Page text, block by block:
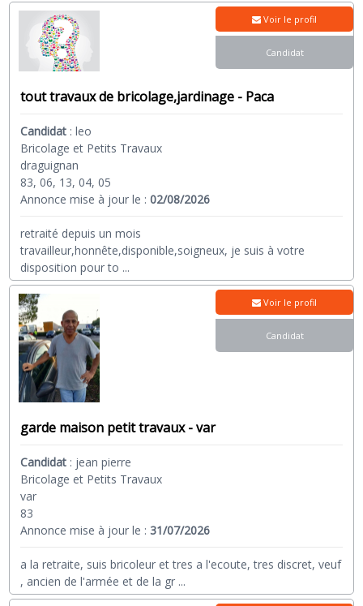
tout travaux de bricolage,jardinage - Paca
Candidat :leo
Bricolage et Petits Travaux
draguignan
83, 06, 13, 04, 05
Annonce mise à jour le :02/08/2026
retraité depuis un mois
travailleur,honnête,disponible,soigneux, je suis à votre
disposition pour to ...
Voir le profil
Candidat
garde maison petit travaux - var
Candidat : jean pierre
Bricolage et Petits Travaux
var
83
Annonce mise à jour le :31/07/2026
a la retraite, suis bricoleur et tres a l'ecoute, tres discret, veuf
, ancien de l'armée et de la gr ...
Voir le profil
Candidat